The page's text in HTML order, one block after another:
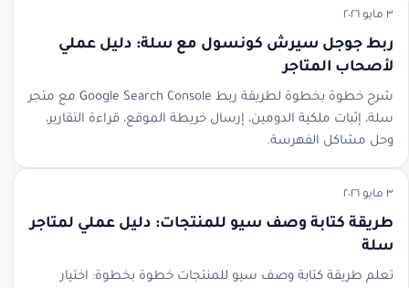
٣ مايو ٢٠٢٦
ربط جوجل سيرش كونسول مع سلة: دليل عملي
لأصحاب المتاجر
شرح خطوة بخطوة لطريقة ربط Google Search Console مع متجر
سلة، إثبات ملكية الدومين، إرسال خريطة الموقع، قراءة التقارير،
وحل مشاكل الفهرسة.
٣ مايو ٢٠٢٦
طريقة كتابة وصف سيو للمنتجات: دليل عملي لمتاجر
سلة
تعلم طريقة كتابة وصف سيو للمنتجات خطوة بخطوة: اختيار